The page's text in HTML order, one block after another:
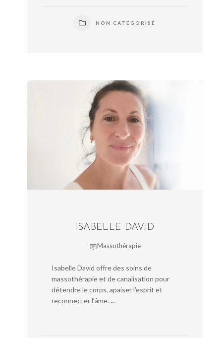
NON CATÉGORISÉ
ISABELLE DAVID
Massothérapie
Isabelle David offre des soins de
massothérapie et de canalisation pour
détendre le corps, apaiser l’esprit et
reconnecter l’âme. ...